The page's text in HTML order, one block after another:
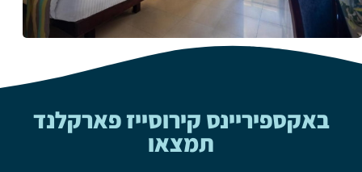
באקספיריינס קירוסייז פארקלנד
תמצאו